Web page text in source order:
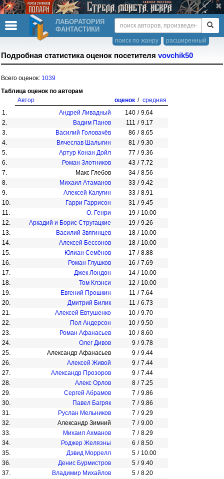
ЛАБОРАТОРИЯ
ФАНТАСТИКИ
расширенный
поиск по жанру
Подробная статистика оценок посетителя vovchik50
Всего оценок: 1039
Таблица оценок по авторам
Автор
оценок / средняя
1.
Андрей Ливадный 140 / 9.64
2.
Вадим Панов 111 / 9.17
3.
Василий Головачёв 86 / 8.65
4.
Вячеслав Шалыгин 81 / 9.30
5.
Артур Конан Дойл 77 / 9.36
6.
Роман Злотников 43 / 7.72
7.
Макс Глебов 34 / 8.56
8.
Михаил Атаманов 33 / 9.42
9.
Алексей Калугин 33 / 8.91
10.
Гарри Гаррисон 31 / 9.45
11.
О. Генри 19 / 10.00
12.
Аркадий и Борис Стругацкие 19 / 9.26
13.
Василий Звягинцев 18 / 10.00
14.
Алексей Бессонов 18 / 10.00
15.
Юлиан Семёнов 17 / 8.88
16.
Роман Глушков 16 / 7.69
17.
Джек Лондон 14 / 10.00
18.
Том Клэнси 12 / 10.00
19.
Евгений Прошкин 11 / 7.64
20.
Дмитрий Билик 11 / 6.73
21.
Алексей Евтушенко 10 / 9.70
22.
Пол Андерсон 10 / 9.50
23.
Роман Афанасьев 10 / 8.60
24.
Олег Дивов 9 / 9.78
25.
Александр Афанасьев 9 / 9.44
26.
Алексей Живой 9 / 7.44
27.
Александр Прозоров 9 / 7.44
28.
Алекс Орлов 8 / 7.25
29.
Сергей Абрамов 7 / 9.86
30.
Павел Багряк 7 / 9.86
31.
Руслан Мельников 7 / 9.29
32.
Александр Зимний 7 / 9.00
33.
Михаил Ахманов 7 / 8.29
34.
Роджер Желязны 6 / 8.50
35.
Дэвид Моррелл 5 / 10.00
36.
Денис Бурмистров 5 / 9.40
37.
Владимир Михайлов 5 / 8.20